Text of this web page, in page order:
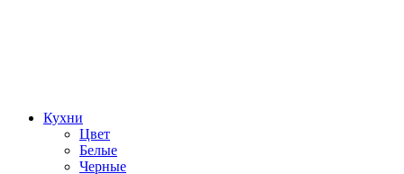
Кухни
Цвет
Белые
Черные